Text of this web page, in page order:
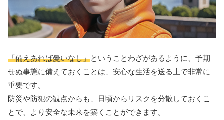
「備えあれば憂いなし」ということわざがあるように、予期
せぬ事態に備えておくことは、安心な生活を送る上で非常に
重要です。
防災や防犯の観点からも、日頃からリスクを分散しておくこ
とで、より安全な未来を築くことができます。